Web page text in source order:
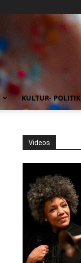
KULTUR- POLITIK
Videos